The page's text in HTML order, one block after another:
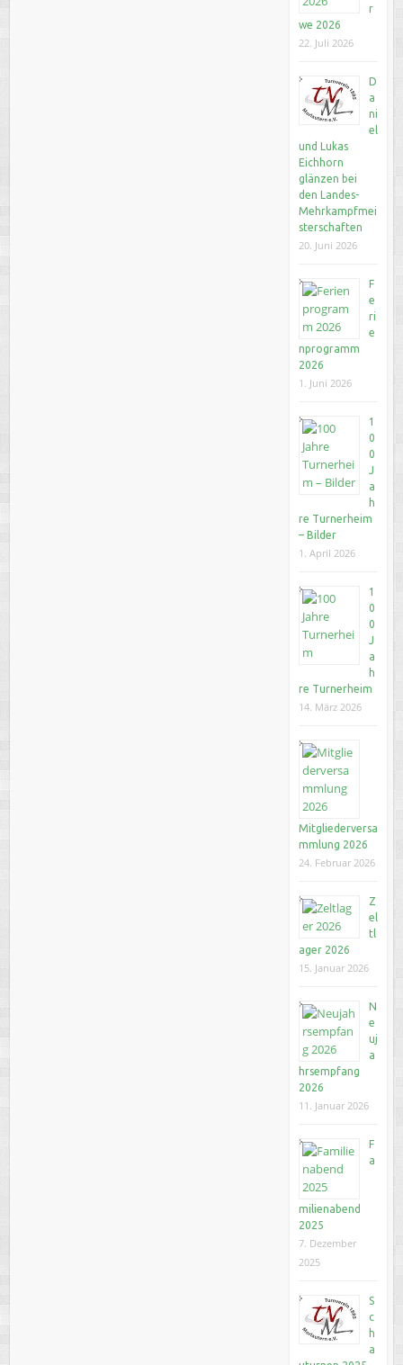
r
we 2026
22. Juli 2026
D
a
ni
el
und Lukas
Eichhorn
glänzen bei
den Landes-
Mehrkampfmei
sterschaften
20. Juni 2026
F
e
ri
e
nprogramm
2026
1. Juni 2026
1
0
0
J
a
h
re Turnerheim
– Bilder
1. April 2026
1
0
0
J
a
h
re Turnerheim
14. März 2026
Mitgliederversa
mmlung 2026
24. Februar 2026
Z
el
tl
ager 2026
15. Januar 2026
N
e
uj
a
hrsempfang
2026
11. Januar 2026
F
a
milienabend
2025
7. Dezember
2025
S
c
h
a